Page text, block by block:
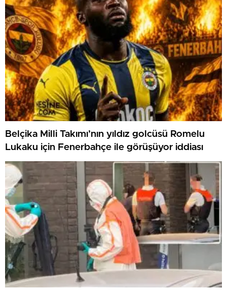
Belçika Milli Takımı’nın yıldız golcüsü Romelu
Lukaku için Fenerbahçe ile görüşüyor iddiası